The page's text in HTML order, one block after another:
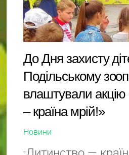
До Дня захисту
Подільському
влаштували
– країна мрій!»
Новини